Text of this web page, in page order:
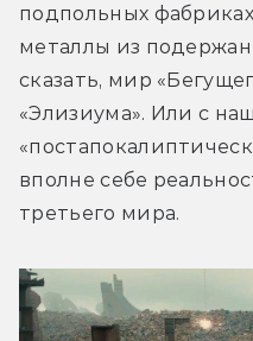
подпольных
металлы из
сказать, мир
«Элизиума». Или с
вполне себе
третьего мира.